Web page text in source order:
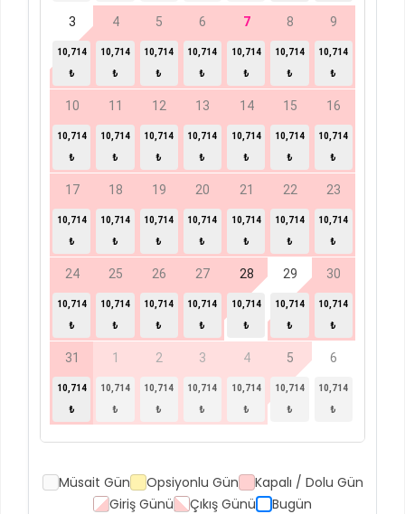
3
10,714
₺
4
10,714
₺
5
10,714
₺
6
10,714
₺
7
10,714
₺
8
10,714
₺
9
10,714
₺
10
10,714
₺
11
10,714
₺
12
10,714
₺
13
10,714
₺
14
10,714
₺
15
10,714
₺
16
10,714
₺
17
10,714
₺
18
10,714
₺
19
10,714
₺
20
10,714
₺
21
10,714
₺
22
10,714
₺
23
10,714
₺
24
10,714
₺
25
10,714
₺
26
10,714
₺
27
10,714
₺
28
10,714
₺
29
10,714
₺
30
10,714
₺
31
10,714
₺
1
10,714
₺
2
10,714
₺
3
10,714
₺
4
10,714
₺
5
10,714
₺
6
10,714
₺
Müsait Gün Opsiyonlu Gün
Kapalı / Dolu Gün
Giriş Günü
Çıkış Günü Bugün